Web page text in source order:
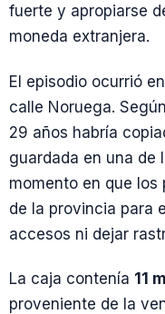
fuerte y apropiarse
moneda extranjera.
El episodio ocurrió
calle Noruega.
29 años habría
guardada en una de
momento en que
de la provincia para
accesos ni dejar
La caja contenía 11
proveniente de la